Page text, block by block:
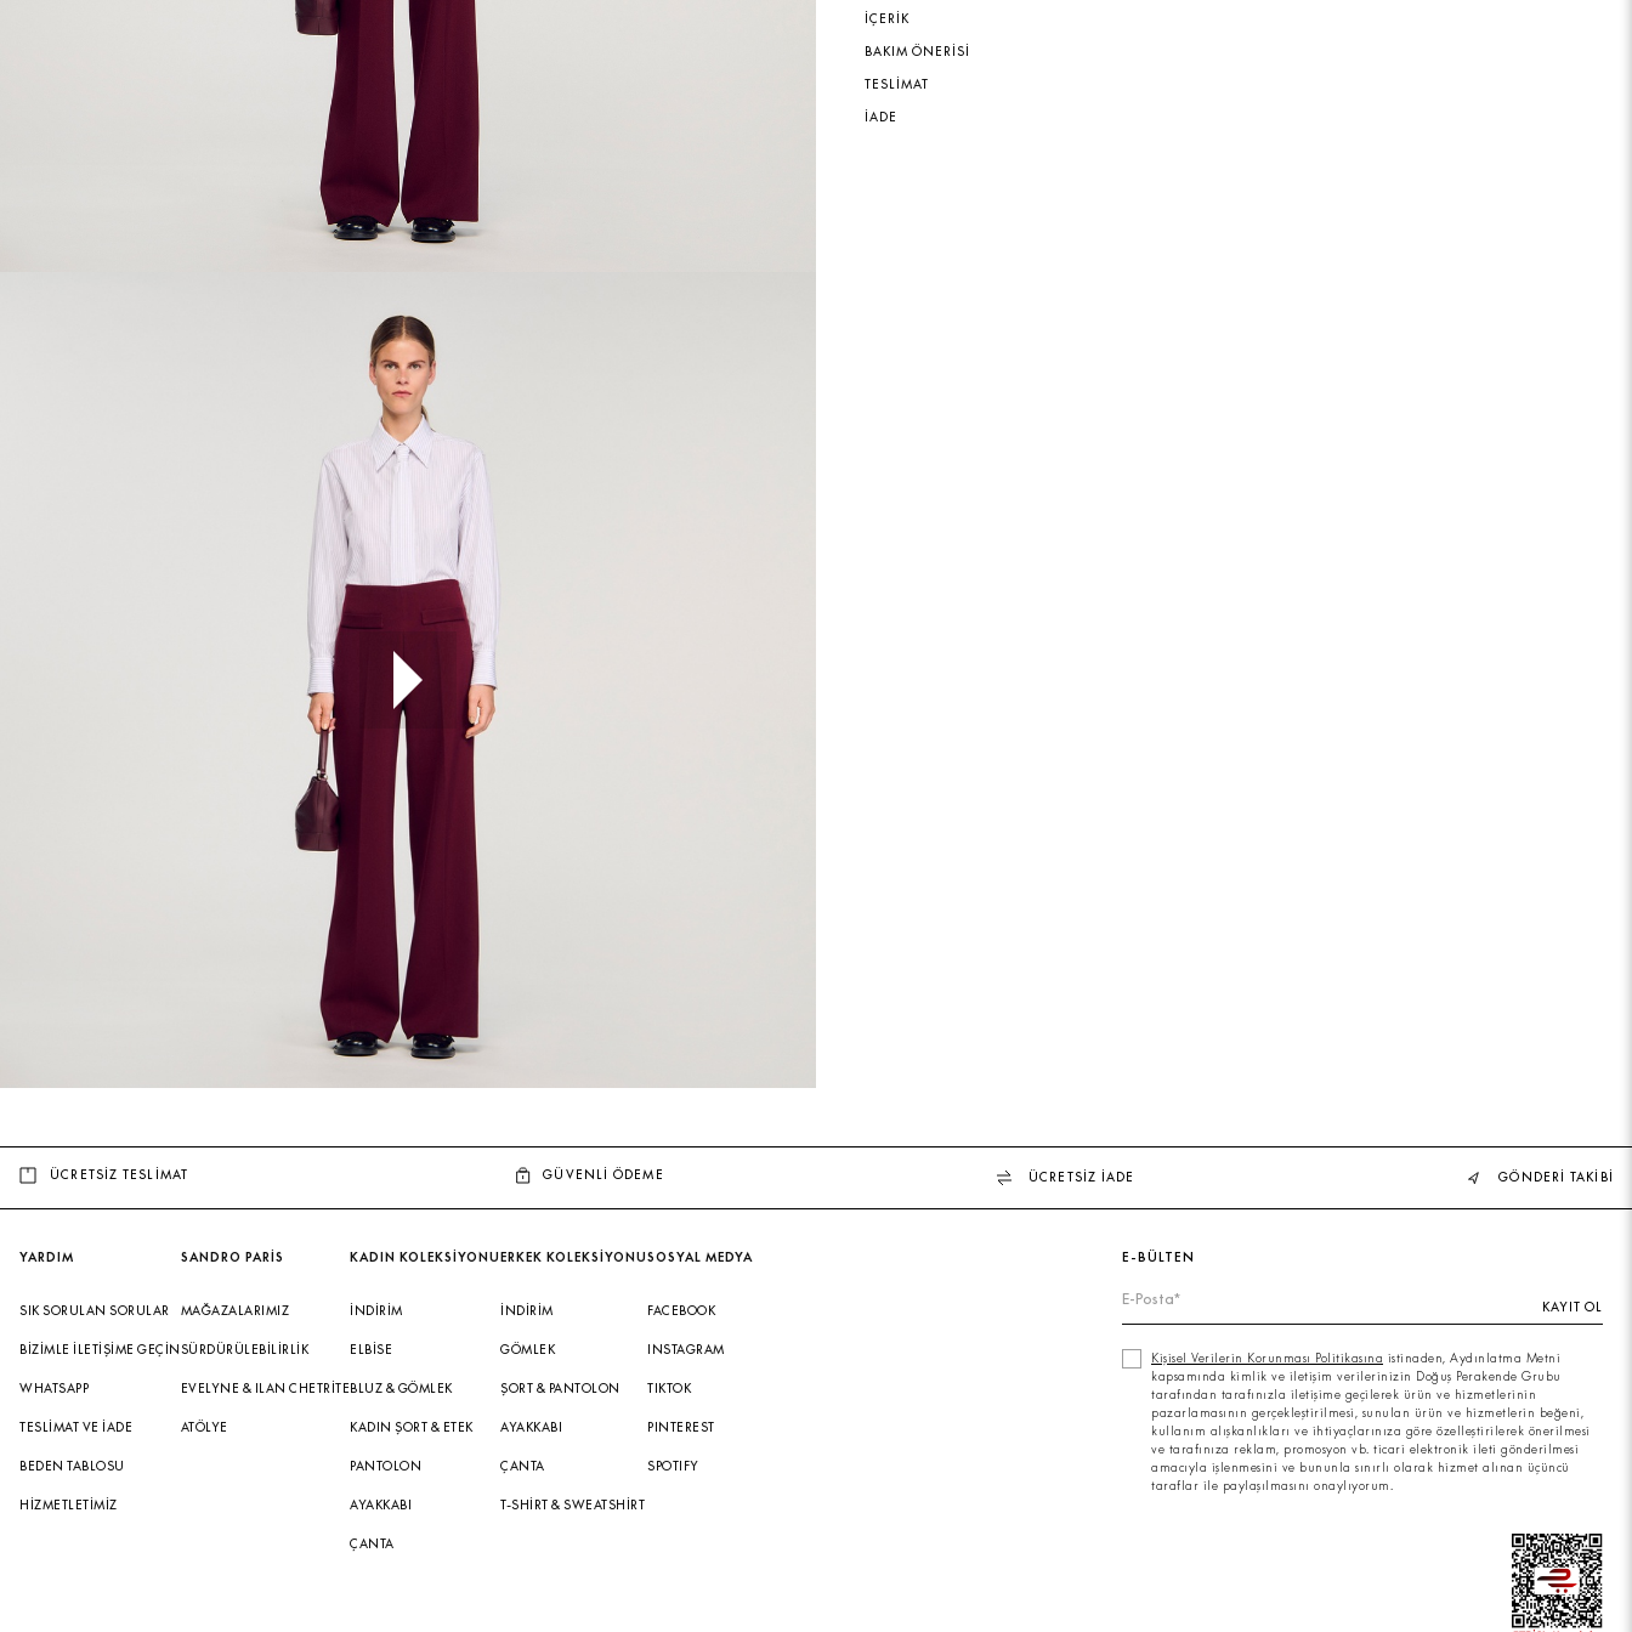
İÇERİK
BAKIM ÖNERİSİ
TESLİMAT
İADE
ÜCRETSİZ TESLİMAT GÜVENLİ ÖDEME ÜCRETSİZ İADE GÖNDERİ TAKİBİ
E-BÜLTEN
KAYIT OL
Kişisel Verilerin Korunması Politikasına istinaden, Aydınlatma Metni
kapsamında kimlik ve iletişim verilerinizin Doğuş Perakende Grubu
tarafından tarafınızla iletişime geçilerek ürün ve hizmetlerinin
pazarlamasının gerçekleştirilmesi, sunulan ürün ve hizmetlerin beğeni,
kullanım alışkanlıkları ve ihtiyaçlarınıza göre özelleştirilerek önerilmesi
ve tarafınıza reklam, promosyon vb. ticari elektronik ileti gönderilmesi
amacıyla işlenmesini ve bununla sınırlı olarak hizmet alınan üçüncü
taraflar ile paylaşılmasını onaylıyorum.
YARDIM
SIK SORULAN SORULAR
BIZIMLE İLETIŞIME GEÇIN
WHATSAPP
TESLIMAT VE İADE
BEDEN TABLOSU
HIZMETLETIMIZ
SANDRO PARİS
MAĞAZALARIMIZ
SÜRDÜRÜLEBILIRLIK
EVELYNE & ILAN CHETRITE
ATÖLYE
KADIN KOLEKSİYONU
İNDIRIM
ELBISE
BLUZ & GÖMLEK
KADIN ŞORT & ETEK
PANTOLON
AYAKKABI
ÇANTA
ERKEK KOLEKSİYONU
İNDIRIM
GÖMLEK
ŞORT & PANTOLON
AYAKKABI
ÇANTA
T-SHIRT & SWEATSHIRT
SOSYAL MEDYA
FACEBOOK
INSTAGRAM
TIKTOK
PINTEREST
SPOTIFY